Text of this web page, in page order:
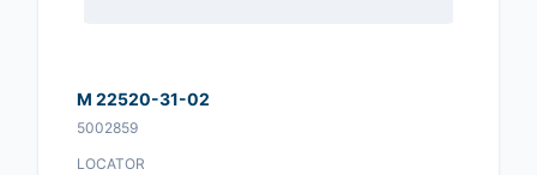
M 22520-31-02
5002859
LOCATOR